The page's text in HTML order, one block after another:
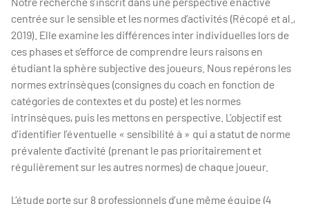
centrée sur le sensible et les normes d’activités (Récopé et al.,
2019). Elle examine les différences inter individuelles lors de
ces phases et s’efforce de comprendre leurs raisons en
étudiant la sphère subjective des joueurs. Nous repérons les
normes extrinsèques (consignes du coach en fonction de
catégories de contextes et du poste) et les normes
intrinsèques, puis les mettons en perspective. L’objectif est
d’identifier l’éventuelle « sensibilité à » qui a statut de norme
prévalente d’activité (prenant le pas prioritairement et
régulièrement sur les autres normes) de chaque joueur.
L’étude porte sur 8 professionnels d’une même équipe (4